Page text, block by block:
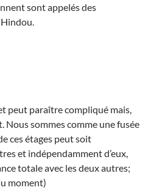
sont appelés des
peut paraître compliqué mais,
Nous sommes comme une fusée
ces étages peut soit
et indépendamment d’eux,
totale avec les deux autres;
moment)